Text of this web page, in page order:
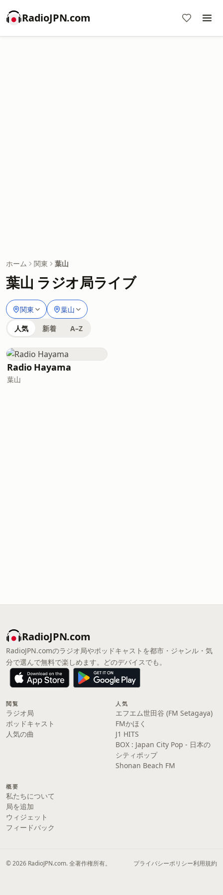
RadioJPN.com
ホーム 関東 葉山
葉山 ラジオ局ライブ
関東 葉山
人気 新着 A–Z
Radio Hayama
葉山
RadioJPN.com
RadioJPN.comのラジオ局やポッドキャストを都市・ジャンル・気
分で選んで無料で楽しめます。どのデバイスでも。
閲覧
ラジオ局
ポッドキャスト
人気の曲
人気
エフエム世田谷 (FM Setagaya)
FMかほく
J1 HITS
BOX : Japan City Pop - 日本の
シティポップ
Shonan Beach FM
概要
私たちについて
局を追加
ウィジェット
フィードバック
© 2026 RadioJPN.com. 全著作権所有。 プライバシーポリシー利用規約